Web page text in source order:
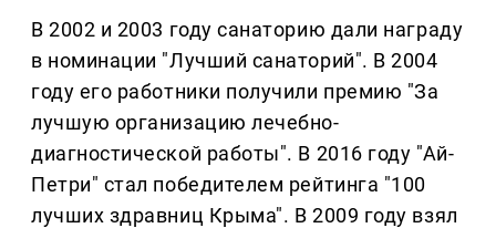
В 2002 и 2003 году санаторию дали награду
в номинации "Лучший санаторий". В 2004
году его работники получили премию "За
лучшую организацию лечебно-
диагностической работы". В 2016 году "Ай-
Петри" стал победителем рейтинга "100
лучших здравниц Крыма". В 2009 году взял